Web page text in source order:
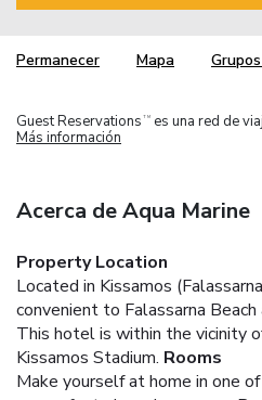
Permanecer Mapa
Guest Reservations TM
es una red de
Más información
Acerca de Aqua Marine
Property Location
Located in Kissamos
convenient to Falassarna
This hotel is within the vicinity
Kissamos Stadium. Rooms
Make yourself at home in one